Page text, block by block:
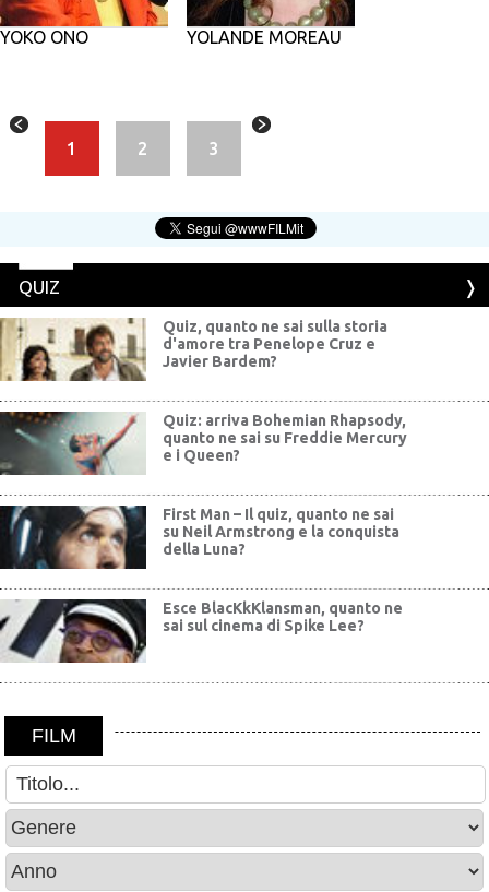
YOKO ONO YOLANDE MOREAU
1 2 3
QUIZ
Quiz, quanto ne sai sulla storia
d'amore tra Penelope Cruz e
Javier Bardem?
Quiz: arriva Bohemian Rhapsody,
quanto ne sai su Freddie Mercury
e i Queen?
First Man – Il quiz, quanto ne sai
su Neil Armstrong e la conquista
della Luna?
Esce BlacKkKlansman, quanto ne
sai sul cinema di Spike Lee?